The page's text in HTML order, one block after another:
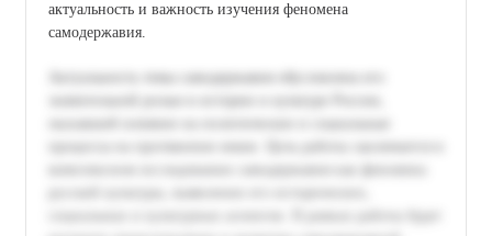
актуальность и важность изучения феномена
самодержавия.